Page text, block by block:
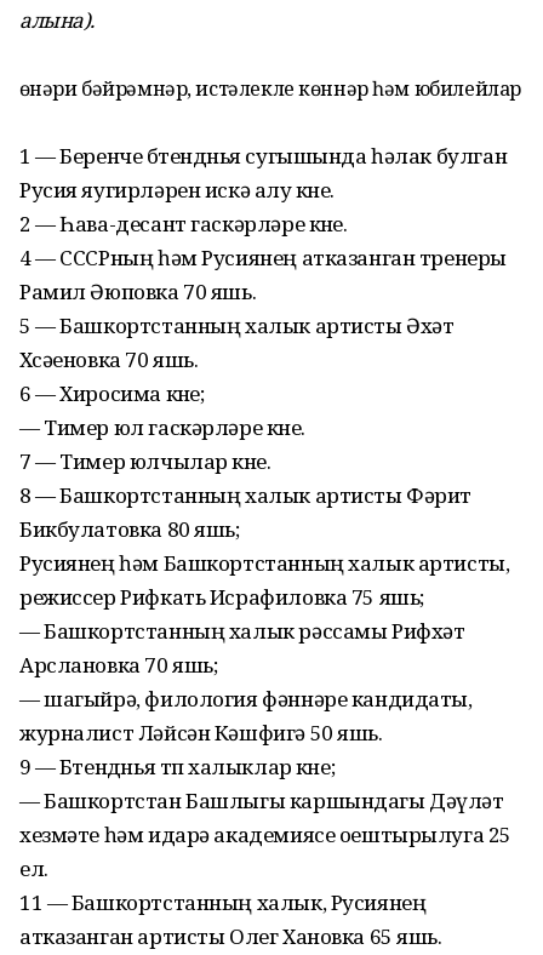
алына).
Һөнәри бәйрәмнәр, истәлекле көннәр һәм юбилейлар
1 — Беренче бөтендөнья сугышында һәлак булган
Русия яугирләрен искә алу көне.
2 — Һава-десант гас­кәрләре көне.
4 — СССРның һәм Русиянең атказанган тренеры
Рамил Әюповка 70 яшь.
5 — Башкортстанның халык артисты Әхәт
Хөсәеновка 70 яшь.
6 — Хиросима көне;
— Тимер юл гаскәрләре көне.
7 — Тимер юлчылар көне.
8 — Башкортстанның халык артисты Фәрит
Бикбулатовка 80 яшь;
Русиянең һәм Башкорт­станның халык артисты,
режиссер Рифкать Исрафиловка 75 яшь;
— Башкортстанның халык рәссамы Рифхәт
Арслановка 70 яшь;
— шагыйрә, филология фәннәре кандидаты,
журналист Ләйсән Кәшфигә 50 яшь.
9 — Бөтендөнья төп халыклар көне;
— Башкортстан Башлыгы каршындагы Дәүләт
хезмәте һәм идарә академиясе оештырылуга 25
ел.
11 — Башкортстанның халык, Русиянең
атказанган артисты Олег Хановка 65 яшь.